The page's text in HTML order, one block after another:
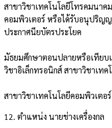
สาขาวิชาเทคโนโลยีโทรคมนาค
คอมพิวเตอร์ หรือได้รับอนุปริญ
ประกาศนียบัตรประโยค
มัธยมศึกษาตอนปลายหรือเทียบ
วิชาอิเล็กทรอนิกส์ สาขาวิชาเท
สาขาวิชาเทคโนโลยีคอมพิวเตอร์
12. ตำแหน่ง นายช่างเครื่องกล